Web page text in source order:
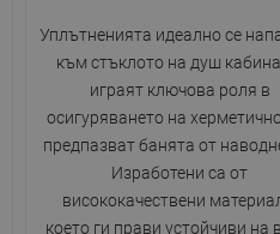
Уплътненията идеално се
към стъклото на душ
играят ключова роля в
осигуряването на
предпазват банята от
Изработени са от
висококачествени
което ги прави устойчиви на